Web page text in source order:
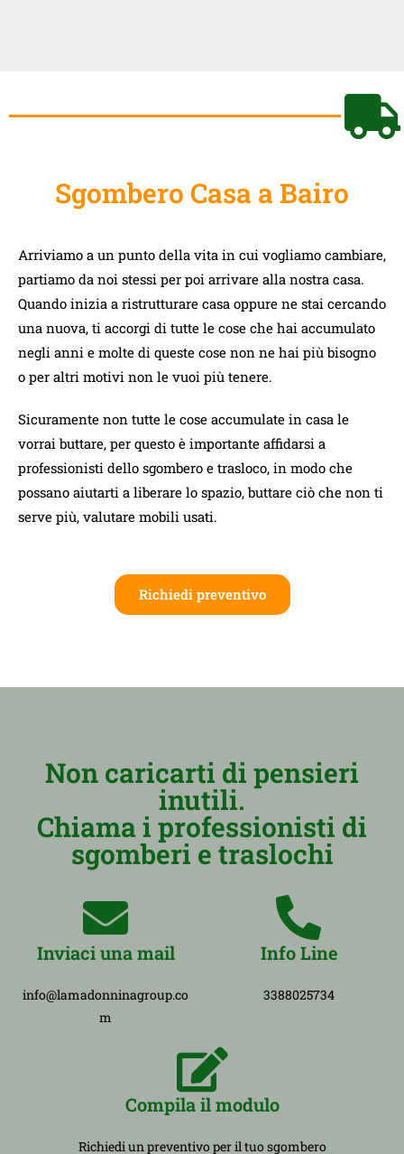
Sgombero Casa a Bairo
Arriviamo a un punto della vita in cui vogliamo cambiare,
partiamo da noi stessi per poi arrivare alla nostra casa.
Quando inizia a ristrutturare casa oppure ne stai cercando
una nuova, ti accorgi di tutte le cose che hai accumulato
negli anni e molte di queste cose non ne hai più bisogno
o per altri motivi non le vuoi più tenere.
Sicuramente non tutte le cose accumulate in casa le
vorrai buttare, per questo è importante affidarsi a
professionisti dello sgombero e trasloco, in modo che
possano aiutarti a liberare lo spazio, buttare ciò che non ti
serve più, valutare mobili usati.
Richiedi preventivo
Non caricarti di pensieri
inutili.
Chiama i professionisti di
sgomberi e traslochi
Inviaci una mail
info@lamadonninagroup.co
m
Info Line
3388025734
Compila il modulo
Richiedi un preventivo per il tuo sgombero